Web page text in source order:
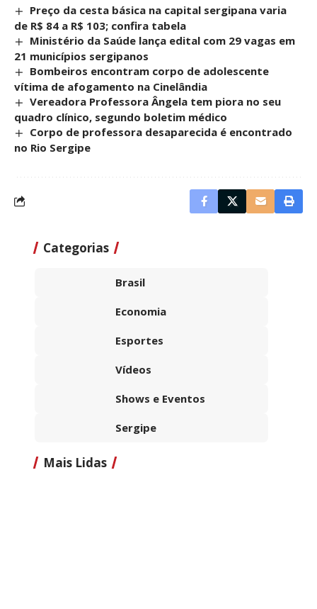
Preço da cesta básica na capital sergipana varia
de R$ 84 a R$ 103; confira tabela
Ministério da Saúde lança edital com 29 vagas em
21 municípios sergipanos
Bombeiros encontram corpo de adolescente
vítima de afogamento na Cinelândia
Vereadora Professora Ângela tem piora no seu
quadro clínico, segundo boletim médico
Corpo de professora desaparecida é encontrado
no Rio Sergipe
Categorias
Brasil
Economia
Esportes
Vídeos
Shows e Eventos
Sergipe
Mais Lidas